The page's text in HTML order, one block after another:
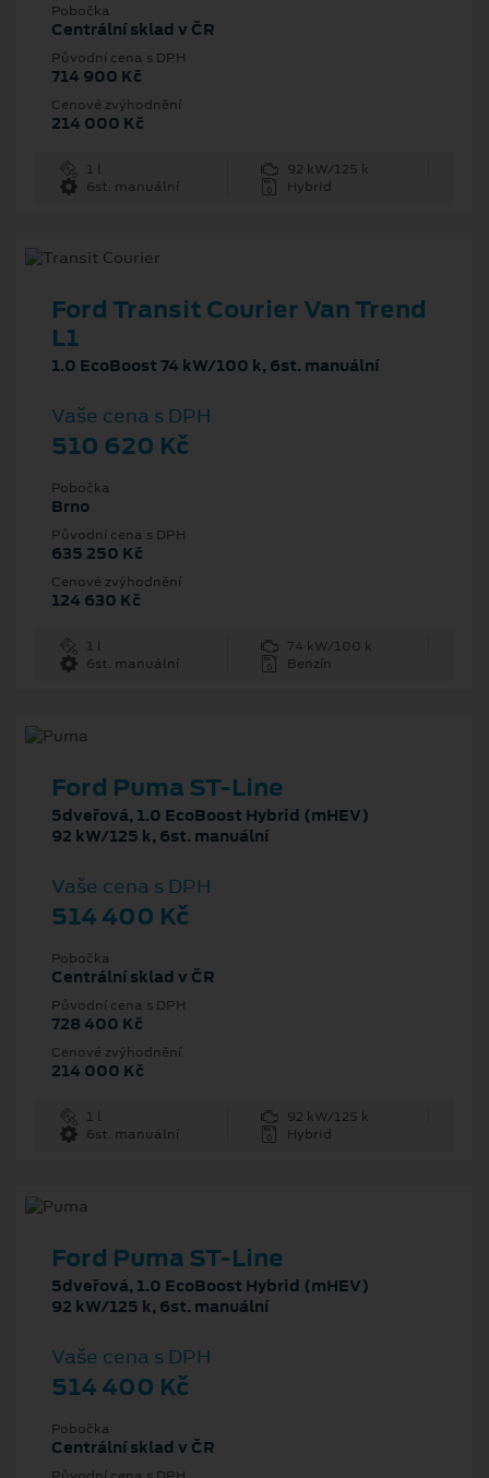
Pobočka
Centrální sklad v ČR
Původní cena s DPH
714 900 Kč
Cenové zvýhodnění
214 000 Kč
1 l
92 kW/125 k
6st. manuální
Hybrid
Ford Transit Courier Van Trend
L1
1.0 EcoBoost 74 kW/100 k, 6st. manuální
Vaše cena s DPH
510 620 Kč
Pobočka
Brno
Původní cena s DPH
635 250 Kč
Cenové zvýhodnění
124 630 Kč
1 l
74 kW/100 k
6st. manuální
Benzín
Ford Puma ST-Line
5dveřová, 1.0 EcoBoost Hybrid (mHEV)
92 kW/125 k, 6st. manuální
Vaše cena s DPH
514 400 Kč
Pobočka
Centrální sklad v ČR
Původní cena s DPH
728 400 Kč
Cenové zvýhodnění
214 000 Kč
1 l
92 kW/125 k
6st. manuální
Hybrid
Ford Puma ST-Line
5dveřová, 1.0 EcoBoost Hybrid (mHEV)
92 kW/125 k, 6st. manuální
Vaše cena s DPH
514 400 Kč
Pobočka
Centrální sklad v ČR